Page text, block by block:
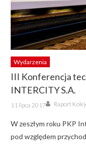
Wydarzenia
III Konferencja
INTERCITY S.A.
Posted
on
11 lipca 2017 Author
Raport
W zeszłym roku PKP
pod względem